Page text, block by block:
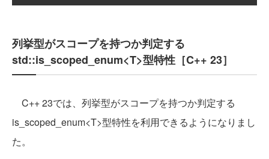
列挙型がスコープを持つか判定する
std::is_scoped_enum<T>型特性［C++ 23］
C++ 23では、列挙型がスコープを持つか判定する
is_scoped_enum<T>型特性を利用できるようになりまし
た。